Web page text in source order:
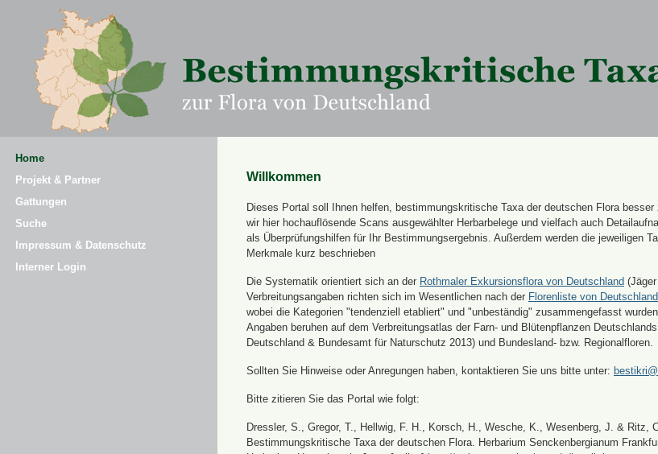
Home
Projekt & Partner
Gattungen
Suche
Impressum & Datenschutz
Interner Login
Willkommen
Dieses Portal soll Ihnen helfen, bestimmungskritische Taxa der deutschen Flora
wir hier hochauflösende Scans ausgewählter Herbarbelege und vielfach auch
als Überprüfungshilfen für Ihr Bestimmungsergebnis. Außerdem werden die jeweiligen
Merkmale kurz beschrieben
Die Systematik orientiert sich an der Rothmaler Exkursionsflora von Deutschland
Verbreitungsangaben richten sich im Wesentlichen nach der Florenliste von Deutschland
wobei die Kategorien "tendenziell etabliert" und "unbeständig" zusammengefasst
Angaben beruhen auf dem Verbreitungsatlas der Farn- und Blütenpflanzen
Deutschland & Bundesamt für Naturschutz 2013) und Bundesland- bzw. Regionalfloren.
Sollten Sie Hinweise oder Anregungen haben, kontaktieren Sie uns bitte unter:
Bitte zitieren Sie das Portal wie folgt:
Dressler, S., Gregor, T., Hellwig, F. H., Korsch, H., Wesche, K., Wesenberg, J. & Ritz,
Bestimmungskritische Taxa der deutschen Flora. Herbarium Senckenbergianum